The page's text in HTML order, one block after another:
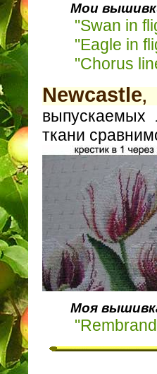
Мои
"Swan in
"Eagle in
"Chorus
Newcastle,
ткани
Моя